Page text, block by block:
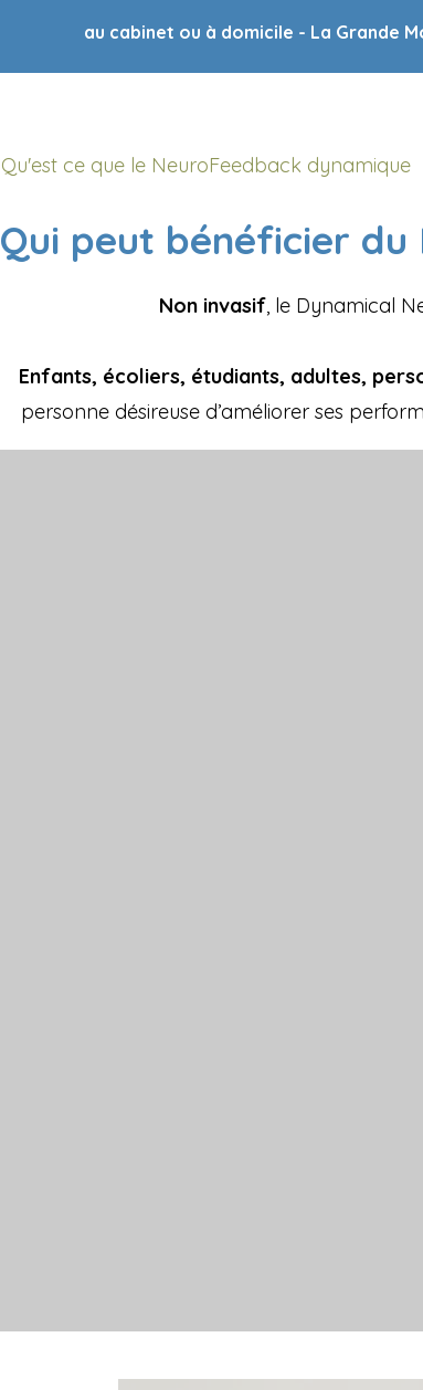
au cabinet ou à domicile - La Grande
Qu'est ce que le NeuroFeedback dynamique
Qui peut bénéficier
Non invasif, le Dynamical
Enfants, écoliers, étudiants, adultes,
personne désireuse d’améliorer ses